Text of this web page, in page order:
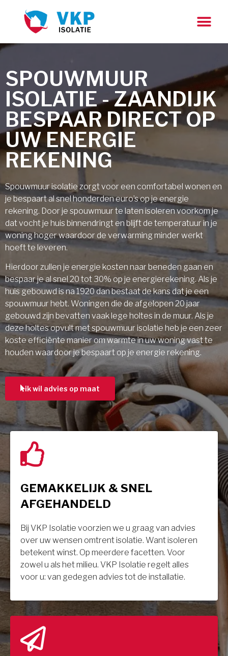
SPOUWMUUR
ISOLATIE - ZAANDIJK
BESPAAR DIRECT OP
UW ENERGIE
REKENING
Spouwmuur isolatie zorgt voor een comfortabel wonen en
je bespaart al snel honderden euro’s op je energie
rekening. Door je spouwmuur te laten isoleren voorkom je
dat vocht je huis binnendringt en blijft de temperatuur in je
woning hoger waardoor de verwarming minder werkt
hoeft te leveren.
Hierdoor zullen je energie kosten naar beneden gaan en
bespaar je al snel 20 tot 30% op je energierekening. Als je
huis gebouwd is na 1920 dan bestaat de kans dat je een
spouwmuur hebt. Woningen die de afgelopen 20 jaar
gebouwd zijn bevatten vaak lege holtes in de muur. Als je
deze holtes opvult met spouwmuur isolatie heb je een zeer
koste efficiënte manier om warmte in uw woning vast te
houden waardoor je bespaart op je energie rekening.
ik wil advies op maat
GEMAKKELIJK & SNEL
AFGEHANDELD
Bij VKP Isolatie voorzien we u graag van advies
over uw wensen omtrent isolatie. Want isoleren
betekent winst. Op meerdere facetten. Voor
zowel u als het milieu. VKP Isolatie regelt alles
voor u: van gedegen advies tot de installatie.